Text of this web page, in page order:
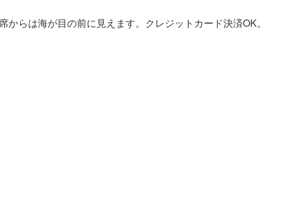
らは海が目の前に見えます。クレジットカード決済OK。